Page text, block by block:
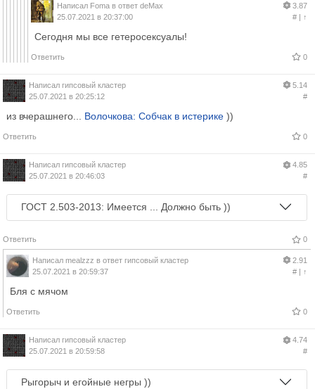
Написал Foma в ответ deMax
25.07.2021 в 20:37:00
3.87
#| ↑
Сегодня мы все гетеросексуалы!
Ответить 0
Написал гипсовый кластер
25.07.2021 в 20:25:12
5.14
#
из вчерашнего... Волочкова: Собчак в истерике ))
Ответить 0
Написал гипсовый кластер
25.07.2021 в 20:46:03
4.85
#
ГОСТ 2.503-2013: Имеется ... Должно быть ))
Ответить 0
Написал mealzzz в ответ гипсовый кластер
25.07.2021 в 20:59:37
2.91
#| ↑
Бля с мячом
Ответить 0
Написал гипсовый кластер
25.07.2021 в 20:59:58
4.74
#
Рыгорыч и егойные негры ))